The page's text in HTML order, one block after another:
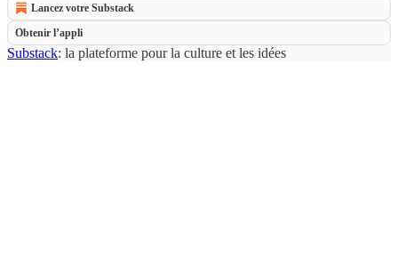
Lancez votre Substack
Obtenir l’appli
Substack: la plateforme pour la culture et les idées